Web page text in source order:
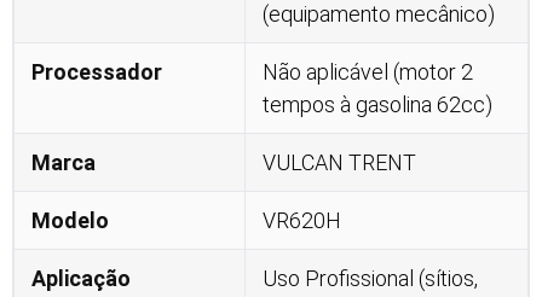
(equipamento mecânico)
Processador
Não aplicável (motor 2
tempos à gasolina 62cc)
Marca VULCAN TRENT
Modelo VR620H
Aplicação
Uso Profissional (sítios,